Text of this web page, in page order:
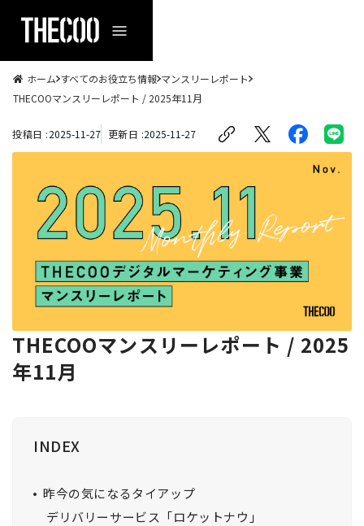
ホーム すべてのお役立ち情報 マンスリーレポート
THECOOマンスリーレポート / 2025年11月
投稿日 :2025-11-27 更新日 :2025-11-27
THECOOマンスリーレポート / 2025
年11月
INDEX
昨今の気になるタイアップ
デリバリーサービス「ロケットナウ」